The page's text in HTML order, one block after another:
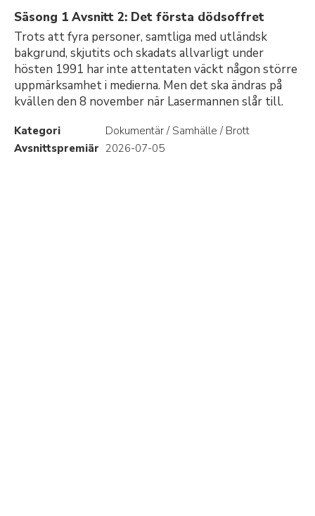
Säsong 1 Avsnitt 2: Det första dödsoffret
Trots att fyra personer, samtliga med utländsk
bakgrund, skjutits och skadats allvarligt under
hösten 1991 har inte attentaten väckt någon större
uppmärksamhet i medierna. Men det ska ändras på
kvällen den 8 november när Lasermannen slår till.
Kategori
Dokumentär / Samhälle / Brott
Avsnittspremiär 2026-07-05